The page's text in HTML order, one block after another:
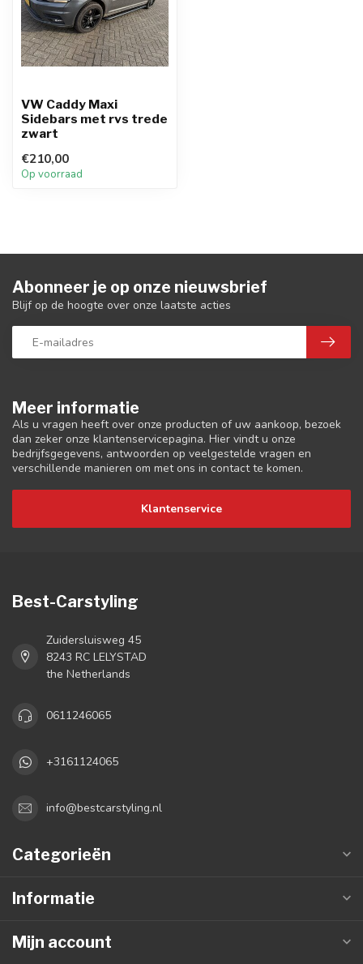
VW Caddy Maxi
Sidebars met rvs trede
zwart
€210,00
Op voorraad
Meer informatie
Als u vragen heeft over onze producten of uw aankoop, bezoek
dan zeker onze klantenservicepagina. Hier vindt u onze
bedrijfsgegevens, antwoorden op veelgestelde vragen en
verschillende manieren om met ons in contact te komen.
Klantenservice
Abonneer je op onze nieuwsbrief
Blijf op de hoogte over onze laatste acties
Best-Carstyling
Zuidersluisweg 45
8243 RC LELYSTAD
the Netherlands
0611246065
+3161124065
info@bestcarstyling.nl
Categorieën
Informatie
Mijn account